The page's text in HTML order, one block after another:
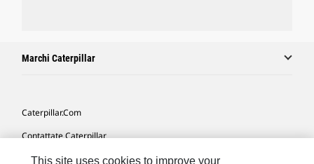
Marchi Caterpillar
Caterpillar.com
Contattate Caterpillar
Le Mie Preferenze Di Marketing
This site uses cookies to improve your